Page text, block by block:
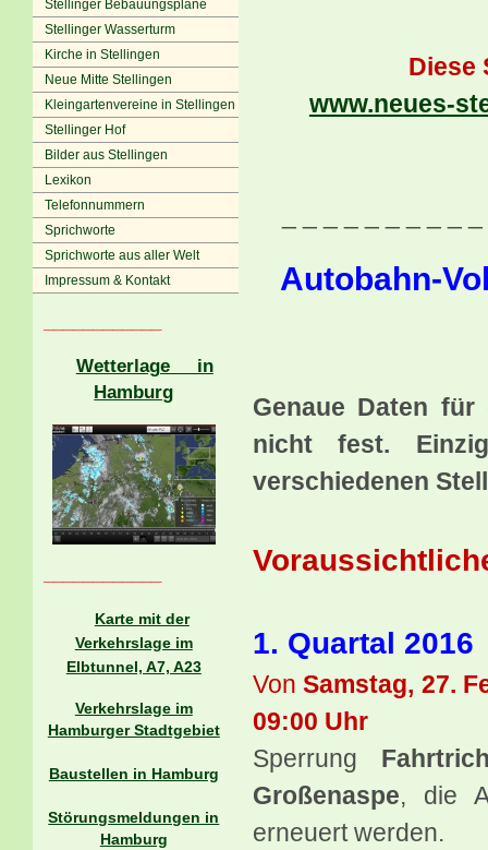
Stellinger Bebauungspläne
Stellinger Wasserturm
Kirche in Stellingen
Neue Mitte Stellingen
Kleingartenvereine in Stellingen
Stellinger Hof
Bilder aus Stellingen
Lexikon
Telefonnummern
Sprichworte
Sprichworte aus aller Welt
Impressum & Kontakt
Wetterlage in
Hamburg
Karte mit der
Verkehrslage im
Elbtunnel, A7, A23
Verkehrslage im
Hamburger Stadtgebiet
Baustellen in Hamburg
Störungsmeldungen in
Hamburg
Diese
www.neues-
Autobahn-
Genaue Daten für
nicht fest.
verschiedenen
1. Quartal 2016
Von Samstag, 27.
09:00 Uhr
Sperrung
Großenaspe, die
erneuert werden.